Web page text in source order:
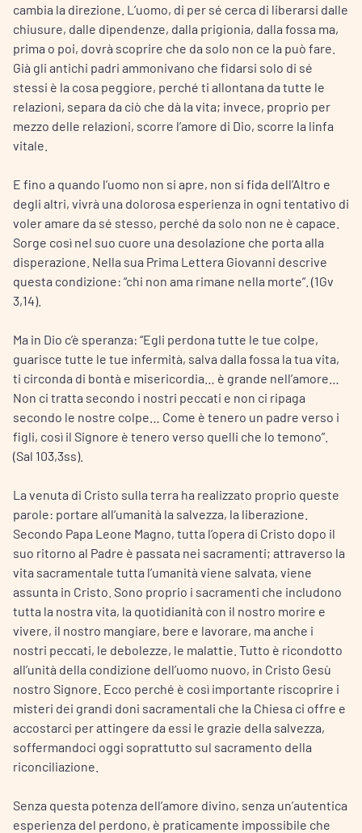
cambia la direzione. L’uomo, di per sé cerca di liberarsi dalle
chiusure, dalle dipendenze, dalla prigionia, dalla fossa ma,
prima o poi, dovrà scoprire che da solo non ce la può fare.
Già gli antichi padri ammonivano che fidarsi solo di sé
stessi è la cosa peggiore, perché ti allontana da tutte le
relazioni, separa da ciò che dà la vita; invece, proprio per
mezzo delle relazioni, scorre l’amore di Dio, scorre la linfa
vitale.
E fino a quando l’uomo non si apre, non si fida dell’Altro e
degli altri, vivrà una dolorosa esperienza in ogni tentativo di
voler amare da sé stesso, perché da solo non ne è capace.
Sorge così nel suo cuore una desolazione che porta alla
disperazione. Nella sua Prima Lettera Giovanni descrive
questa condizione: “chi non ama rimane nella morte”. (1Gv
3,14).
Ma in Dio c’è speranza: “Egli perdona tutte le tue colpe,
guarisce tutte le tue infermità, salva dalla fossa la tua vita,
ti circonda di bontà e misericordia… è grande nell’amore…
Non ci tratta secondo i nostri peccati e non ci ripaga
secondo le nostre colpe… Come è tenero un padre verso i
figli, così il Signore è tenero verso quelli che lo temono”.
(Sal 103,3ss).
La venuta di Cristo sulla terra ha realizzato proprio queste
parole: portare all’umanità la salvezza, la liberazione.
Secondo Papa Leone Magno, tutta l’opera di Cristo dopo il
suo ritorno al Padre è passata nei sacramenti; attraverso la
vita sacramentale tutta l’umanità viene salvata, viene
assunta in Cristo. Sono proprio i sacramenti che includono
tutta la nostra vita, la quotidianità con il nostro morire e
vivere, il nostro mangiare, bere e lavorare, ma anche i
nostri peccati, le debolezze, le malattie. Tutto è ricondotto
all’unità della condizione dell’uomo nuovo, in Cristo Gesù
nostro Signore. Ecco perché è così importante riscoprire i
misteri dei grandi doni sacramentali che la Chiesa ci offre e
accostarci per attingere da essi le grazie della salvezza,
soffermandoci oggi soprattutto sul sacramento della
riconciliazione.
Senza questa potenza dell’amore divino, senza un’autentica
esperienza del perdono, è praticamente impossibile che